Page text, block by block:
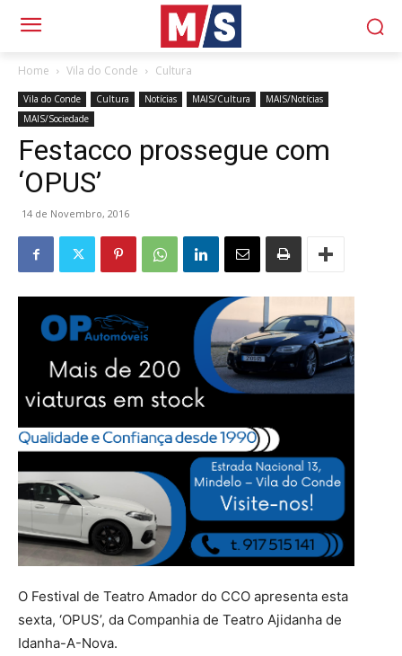
Home Vila do Conde Cultura
Vila do Conde Cultura Notícias MAIS/Cultura
MAIS/Notícias
MAIS/Sociedade
Festacco prossegue com
‘OPUS’
14 de Novembro, 2016
O Festival de Teatro Amador do CCO apresenta esta
sexta, ‘OPUS’, da Companhia de Teatro Ajidanha de
Idanha-A-Nova.